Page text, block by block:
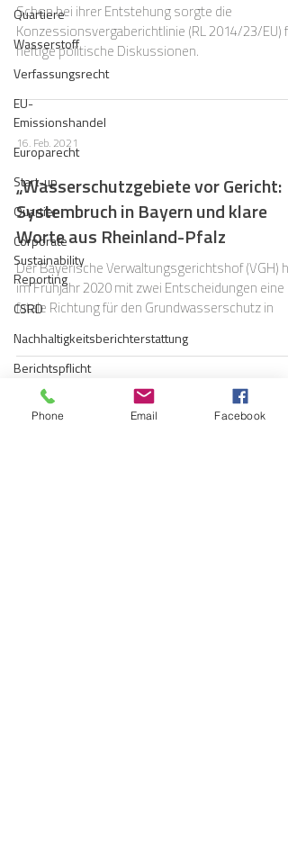
Quartiere
Wasserstoff
Verfassungsrecht
EU-
Emissionshandel
Europarecht
Start-up
Quartier
Corporate
Sustainability
Reporting
CSRD
Nachhaltigkeitsberichterstattung
Berichtspflicht
Gaskrise
Schon bei ihrer Entstehung sorgte die
Konzessionsvergaberichtlinie (RL 2014/23/EU)
heftige politische Diskussionen.
16. Feb. 2021
„Wasserschutzgebiete vor Gericht:
Systembruch in Bayern und klare
Worte aus Rheinland-Pfalz
Der Bayerische Verwaltungsgerichtshof (VGH)
im Frühjahr 2020 mit zwei Entscheidungen eine
fatale Richtung für den Grundwasserschutz in
1. Feb. 2021
Phone Email Facebook